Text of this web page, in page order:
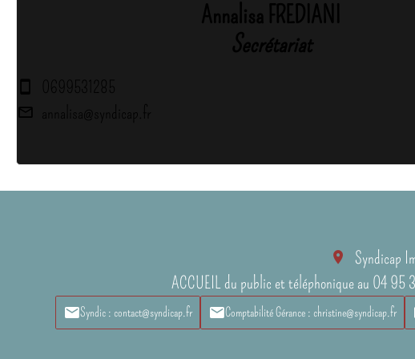
Annalisa FREDIANI
Secrétariat
0699531285
annalisa@syndicap.fr
Syndicap
ACCUEIL du public et téléphonique au 04 95
Syndic : contact@syndicap.fr Comptabilité Gérance : christine@syndicap.fr